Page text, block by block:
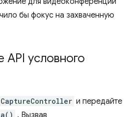
бы фокус на захваченную
API условного
CaptureController и передайте
. Вызвав